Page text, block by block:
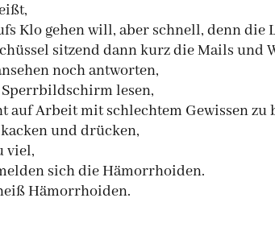
Klo gehen will, aber schnell, denn die
sitzend dann kurz die Mails und
noch antworten,
lesen,
auf Arbeit mit schlechtem Gewissen zu
und drücken,
viel,
sich die Hämorrhoiden.
Hämorrhoiden.